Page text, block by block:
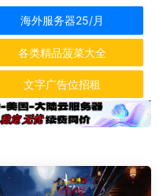
海外服务器25/月
各类精品菠菜大全
文字广告位招租